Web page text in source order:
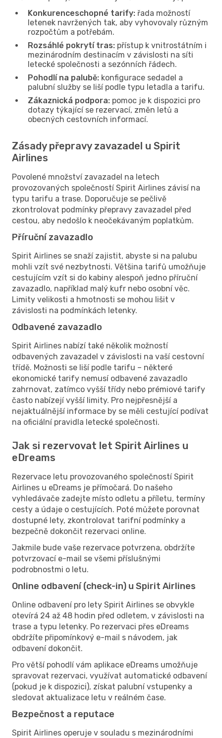
Konkurenceschopné tarify: řada možností
letenek navržených tak, aby vyhovovaly různým
rozpočtům a potřebám.
Rozsáhlé pokrytí tras: přístup k vnitrostátním i
mezinárodním destinacím v závislosti na síti
letecké společnosti a sezónních řádech.
Pohodlí na palubě: konfigurace sedadel a
palubní služby se liší podle typu letadla a tarifu.
Zákaznická podpora: pomoc je k dispozici pro
dotazy týkající se rezervací, změn letů a
obecných cestovních informací.
Zásady přepravy zavazadel u Spirit
Airlines
Povolené množství zavazadel na letech
provozovaných společností Spirit Airlines závisí na
typu tarifu a trase. Doporučuje se pečlivě
zkontrolovat podmínky přepravy zavazadel před
cestou, aby nedošlo k neočekávaným poplatkům.
Příruční zavazadlo
Spirit Airlines se snaží zajistit, abyste si na palubu
mohli vzít své nezbytnosti. Většina tarifů umožňuje
cestujícím vzít si do kabiny alespoň jedno příruční
zavazadlo, například malý kufr nebo osobní věc.
Limity velikosti a hmotnosti se mohou lišit v
závislosti na podmínkách letenky.
Odbavené zavazadlo
Spirit Airlines nabízí také několik možností
odbavených zavazadel v závislosti na vaší cestovní
třídě. Možnosti se liší podle tarifu – některé
ekonomické tarify nemusí odbavené zavazadlo
zahrnovat, zatímco vyšší třídy nebo prémiové tarify
často nabízejí vyšší limity. Pro nejpřesnější a
nejaktuálnější informace by se měli cestující podívat
na oficiální pravidla letecké společnosti.
Jak si rezervovat let Spirit Airlines u
eDreams
Rezervace letu provozovaného společností Spirit
Airlines u eDreams je přímočará. Do našeho
vyhledávače zadejte místo odletu a příletu, termíny
cesty a údaje o cestujících. Poté můžete porovnat
dostupné lety, zkontrolovat tarifní podmínky a
bezpečně dokončit rezervaci online.
Jakmile bude vaše rezervace potvrzena, obdržíte
potvrzovací e-mail se všemi příslušnými
podrobnostmi o letu.
Online odbavení (check-in) u Spirit Airlines
Online odbavení pro lety Spirit Airlines se obvykle
otevírá 24 až 48 hodin před odletem, v závislosti na
trase a typu letenky. Po rezervaci přes eDreams
obdržíte připomínkový e-mail s návodem, jak
odbavení dokončit.
Pro větší pohodlí vám aplikace eDreams umožňuje
spravovat rezervaci, využívat automatické odbavení
(pokud je k dispozici), získat palubní vstupenky a
sledovat aktualizace letu v reálném čase.
Bezpečnost a reputace
Spirit Airlines operuje v souladu s mezinárodními